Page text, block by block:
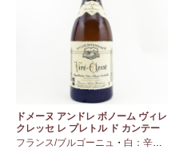
シャルドネ
ドメーヌ アンドレ ボノーム ヴィレ
クレッセ レ プレトル ド カンテー
ヌ 2023 750ml
フランス/ブルゴーニュ ・ 白：辛口